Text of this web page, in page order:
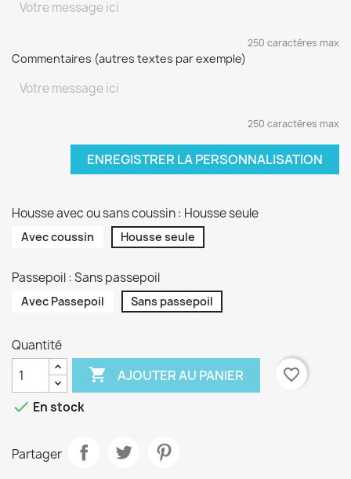
250 caractères max
Commentaires (autres textes par exemple)
250 caractères max
ENREGISTRER LA PERSONNALISATION
Housse avec ou sans coussin : Housse seule
Avec coussin Housse seule
Passepoil : Sans passepoil
Avec Passepoil Sans passepoil
Quantité
 AJOUTER AU PANIER
favorite_border
 En stock
Partager